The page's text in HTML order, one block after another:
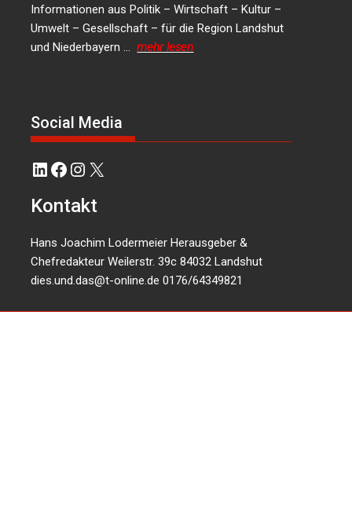
Informationen aus Politik – Wirtschaft – Kultur –
Umwelt – Gesellschaft – für die Region Landshut
und Niederbayern …mehr lesen
Social Media
LinkedIn
Facebook
Instagram
X
Kontakt
Hans Joachim Lodermeier Herausgeber &
Chefredakteur Weilerstr. 39c 84032 Landshut
dies.und.das@t-online.de 0176/64349821